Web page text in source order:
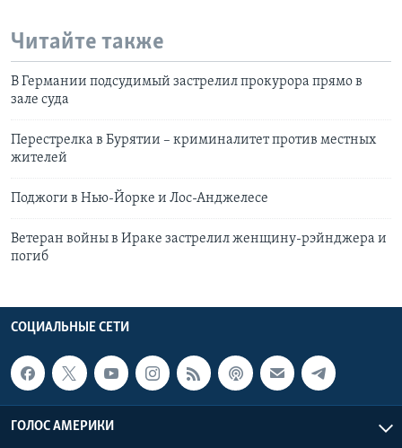
Читайте также
В Германии подсудимый застрелил прокурора прямо в
зале суда
Перестрелка в Бурятии – криминалитет против местных
жителей
Поджоги в Нью-Йорке и Лос-Анджелесе
Ветеран войны в Ираке застрелил женщину-рэйнджера и
погиб
СОЦИАЛЬНЫЕ СЕТИ
ГОЛОС АМЕРИКИ